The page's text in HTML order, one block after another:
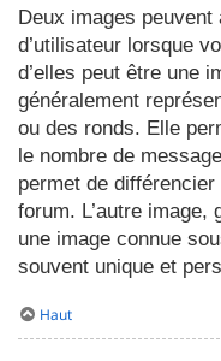
Deux images
d’utilisateur lorsque
d’elles peut être une
généralement
ou des ronds. Elle
le nombre de
permet de
forum. L’autre image,
une image connue
souvent unique et
Haut